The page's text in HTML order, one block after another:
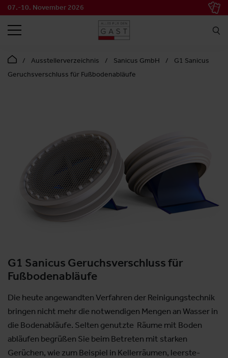
07.-10. November 2026
SUCHEN
Ausstellerverzeichnis Sanicus GmbH
G1 Sanicus
Geruchsverschluss für Fußbodenabläufe
G1 Sanicus Geruchsverschluss für
Fußbodenabläufe
Die heute angewandten Verfahren der Reinigungs­technik
bringen nicht mehr die notwendigen Mengen an Wasser in
die Bodenabläufe. Selten genutzte Räume mit Boden
abläufen begrüßen Sie beim Betreten mit starken
Gerüchen, wie zum Beispiel in Kellerräumen, leerste­